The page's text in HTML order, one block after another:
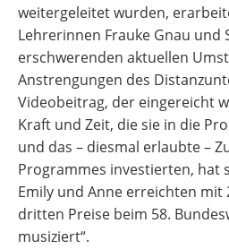
weitergeleitet wurden,
Lehrerinnen Frauke Gnau und
erschwerenden aktuellen
Anstrengungen des
Videobeitrag, der eingereicht
Kraft und Zeit, die sie in die
und das – diesmal erlaubte –
Programmes investierten, hat
Emily und Anne erreichten mit
dritten Preise beim 58.
musiziert“.